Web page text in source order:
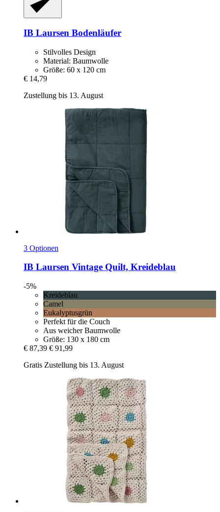
IB Laursen Bodenläufer
Stilvolles Design
Material: Baumwolle
Größe: 60 x 120 cm
€ 14,79
Zustellung bis 13. August
3 Optionen
IB Laursen Vintage Quilt, Kreideblau
-5%
Kreideblau
Camel
Eukalyptusgrün
Perfekt für die Couch
Aus weicher Baumwolle
Größe: 130 x 180 cm
€ 87,39 € 91,99
Gratis Zustellung bis 13. August